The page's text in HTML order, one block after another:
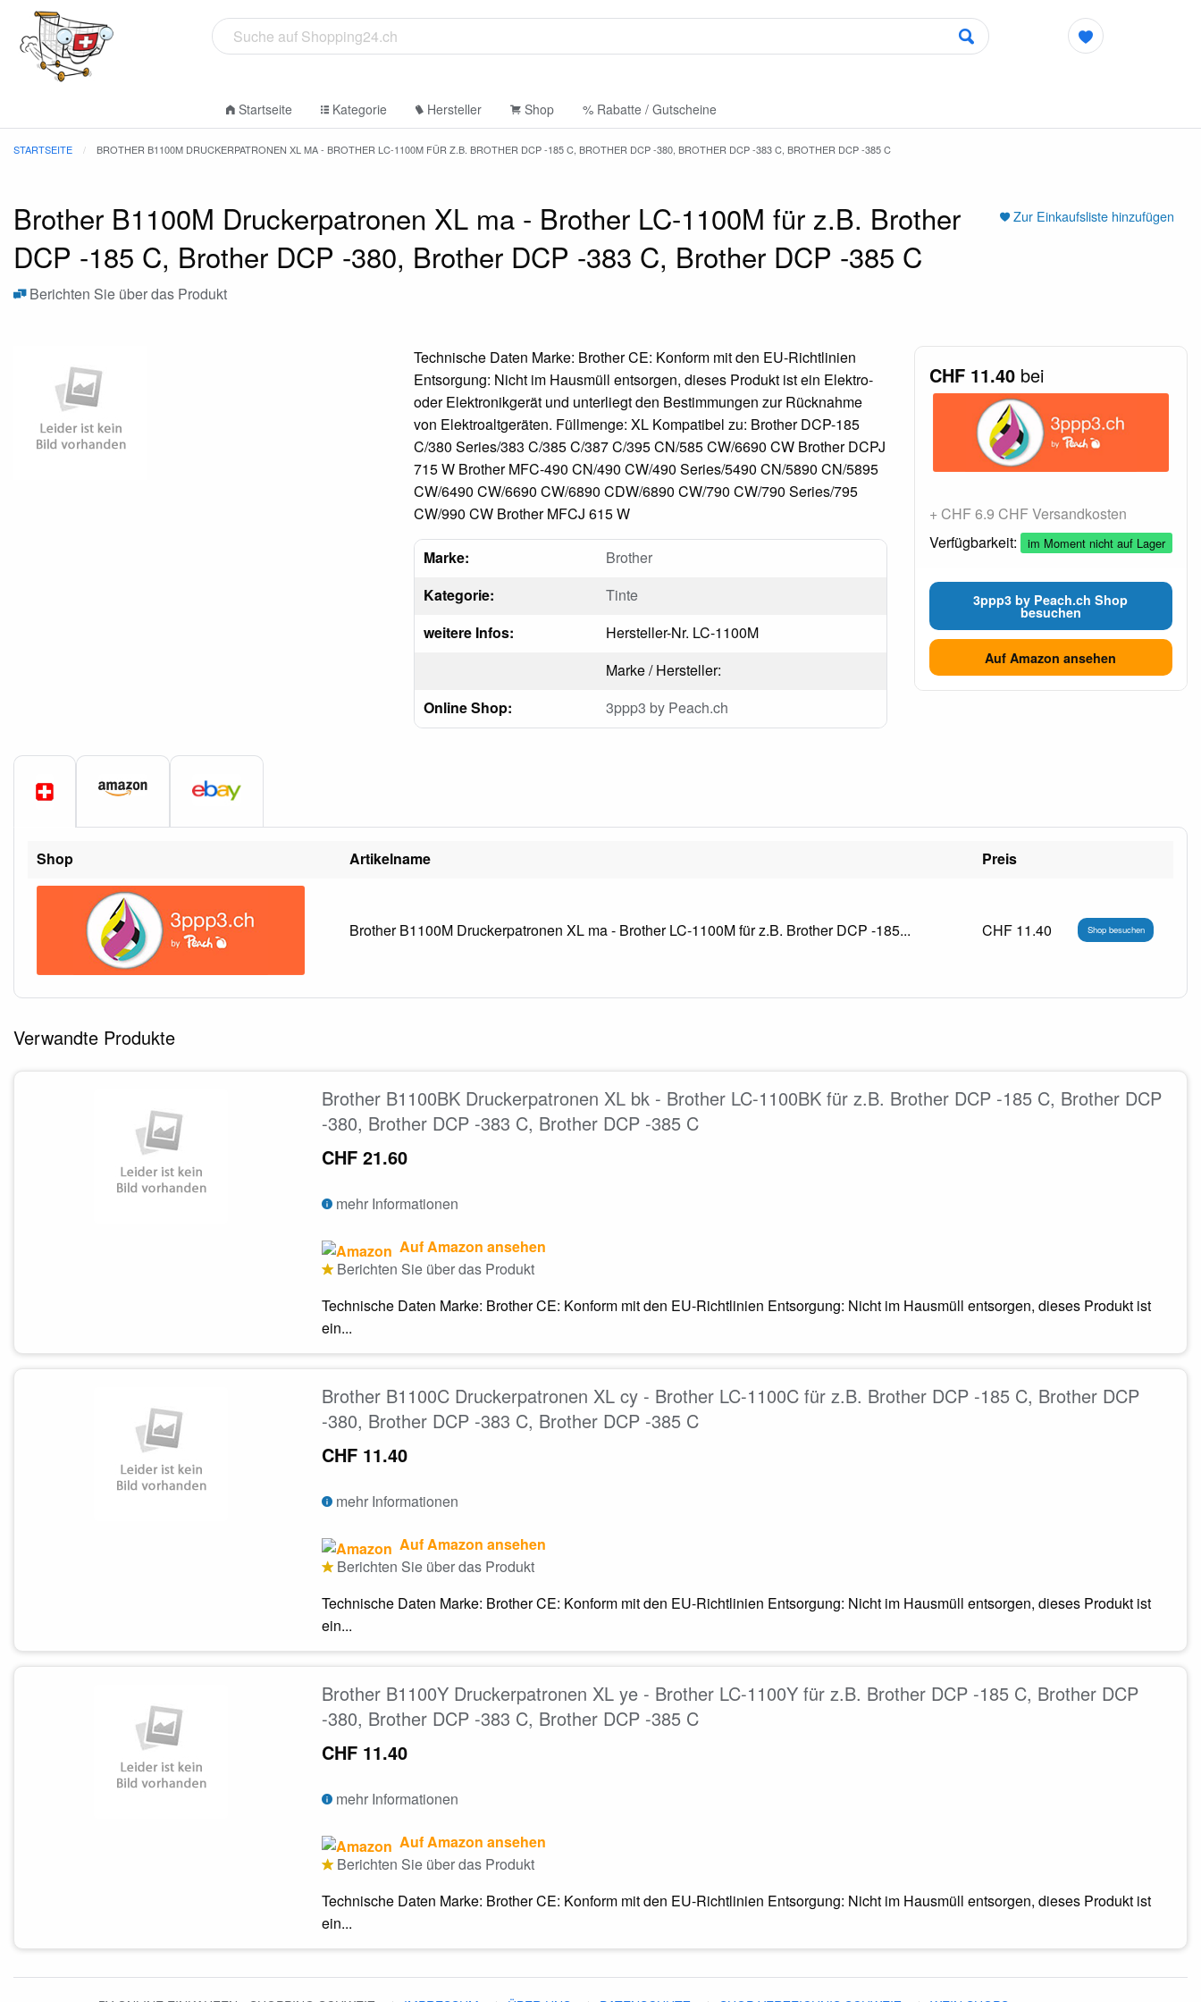
Startseite Kategorie Hersteller Shop % Rabatte / Gutscheine
STARTSEITE BROTHER B1100M DRUCKERPATRONEN XL MA - BROTHER LC-1100M FÜR Z.B. BROTHER DCP -185 C, BROTHER DCP -380, BROTHER DCP -383 C, BROTHER DCP -385 C
Zur Einkaufsliste hinzufügen
Brother B1100M Druckerpatronen XL ma - Brother LC-1100M für z.B. Brother
DCP -185 C, Brother DCP -380, Brother DCP -383 C, Brother DCP -385 C
Berichten Sie über das Produkt
Technische Daten Marke: Brother CE: Konform mit den EU-Richtlinien
Entsorgung: Nicht im Hausmüll entsorgen, dieses Produkt ist ein Elektro-
oder Elektronikgerät und unterliegt den Bestimmungen zur Rücknahme
von Elektroaltgeräten. Füllmenge: XL Kompatibel zu: Brother DCP-185
C/380 Series/383 C/385 C/387 C/395 CN/585 CW/6690 CW Brother DCPJ
715 W Brother MFC-490 CN/490 CW/490 Series/5490 CN/5890 CN/5895
CW/6490 CW/6690 CW/6890 CDW/6890 CW/790 CW/790 Series/795
CW/990 CW Brother MFCJ 615 W
Marke:
Brother
Kategorie:
Tinte
weitere Infos:
Hersteller-Nr. LC-1100M
Marke / Hersteller:
Online Shop:
3ppp3 by Peach.ch
CHF 11.40bei
+ CHF 6.9 CHF Versandkosten
Verfügbarkeit:
im Moment nicht auf Lager
3ppp3 by Peach.ch Shop
besuchen
Auf Amazon ansehen
Shop Artikelname Preis
Brother B1100M Druckerpatronen XL ma - Brother LC-1100M für z.B. Brother DCP -185... CHF 11.40 Shop besuchen
Verwandte Produkte
Brother B1100BK Druckerpatronen XL bk - Brother LC-1100BK für z.B. Brother DCP -185 C, Brother DCP
-380, Brother DCP -383 C, Brother DCP -385 C
CHF 21.60
mehr Informationen
Auf Amazon ansehen
Berichten Sie über das Produkt
Technische Daten Marke: Brother CE: Konform mit den EU-Richtlinien Entsorgung: Nicht im Hausmüll entsorgen, dieses Produkt ist
ein...
Brother B1100C Druckerpatronen XL cy - Brother LC-1100C für z.B. Brother DCP -185 C, Brother DCP
-380, Brother DCP -383 C, Brother DCP -385 C
CHF 11.40
mehr Informationen
Auf Amazon ansehen
Berichten Sie über das Produkt
Technische Daten Marke: Brother CE: Konform mit den EU-Richtlinien Entsorgung: Nicht im Hausmüll entsorgen, dieses Produkt ist
ein...
Brother B1100Y Druckerpatronen XL ye - Brother LC-1100Y für z.B. Brother DCP -185 C, Brother DCP
-380, Brother DCP -383 C, Brother DCP -385 C
CHF 11.40
mehr Informationen
Auf Amazon ansehen
Berichten Sie über das Produkt
Technische Daten Marke: Brother CE: Konform mit den EU-Richtlinien Entsorgung: Nicht im Hausmüll entsorgen, dieses Produkt ist
ein...